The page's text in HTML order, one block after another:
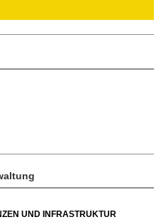
UND INFRASTRUKTUR